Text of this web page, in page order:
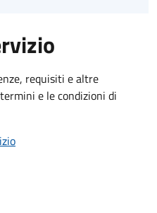
requisiti e altre
e le condizioni di